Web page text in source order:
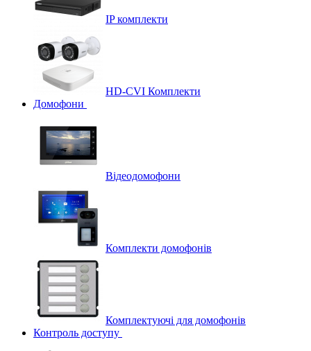
IP комплекти
HD-CVI Комплекти
Домофони
Відеодомофони
Комплекти домофонів
Комплектуючі для домофонів
Контроль доступу